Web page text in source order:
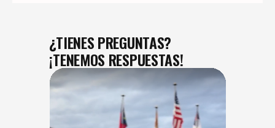
¿TIENES PREGUNTAS?
¡TENEMOS RESPUESTAS!